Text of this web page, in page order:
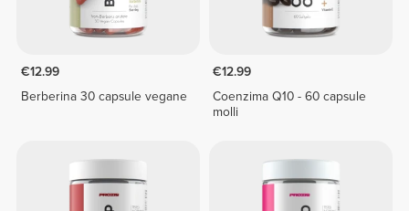
€12.99
Berberina 30 capsule vegane
€12.99
Coenzima Q10 - 60 capsule
molli